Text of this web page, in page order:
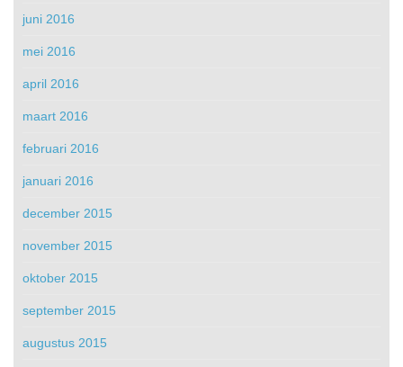
juni 2016
mei 2016
april 2016
maart 2016
februari 2016
januari 2016
december 2015
november 2015
oktober 2015
september 2015
augustus 2015